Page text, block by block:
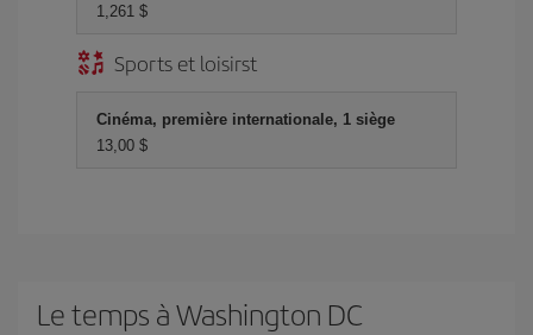
1,261 $
Sports et loisirst
Cinéma, première internationale, 1 siège
13,00 $
Le temps à Washington DC